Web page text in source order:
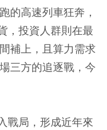
的高速列車狂奔，
，投資人群則在最
補上，且算力需求
三方的追逐戰，今
戰局，形成近年來